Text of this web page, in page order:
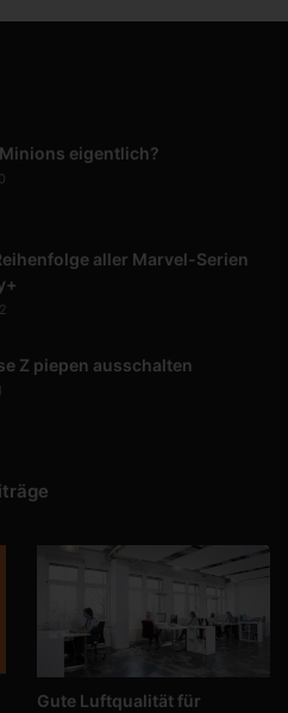
eigentlich?
aller Marvel-Serien
Z piepen ausschalten
Gute Luftqualität für